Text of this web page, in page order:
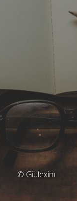
© Giulexim